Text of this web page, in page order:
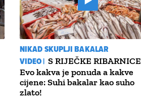
NIKAD SKUPLJI BAKALAR
VIDEO | S RIJEČKE RIBARNICE
Evo kakva je ponuda a kakve
cijene: Suhi bakalar kao suho
zlato!